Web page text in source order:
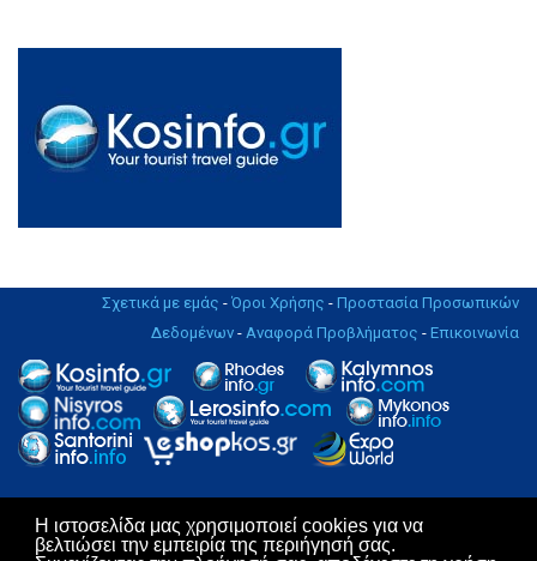
Η ιστοσελίδα μας χρησιμοποιεί cookies για να
βελτιώσει την εμπειρία της περιήγησή σας.
Σχετικά με εμάς - Όροι Χρήσης - Προστασία Προσωπικών
Δεδομένων - Αναφορά Προβλήματος - Επικοινωνία
Copyright © 2004 - 2019. All rights Reserved. | Design & Hosting by